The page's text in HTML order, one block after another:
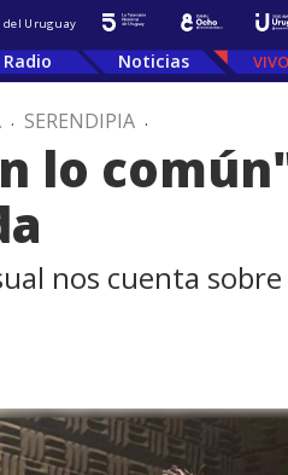
del Uruguay
Radio Noticias
. SERENDIPIA .
lo
nos cuenta